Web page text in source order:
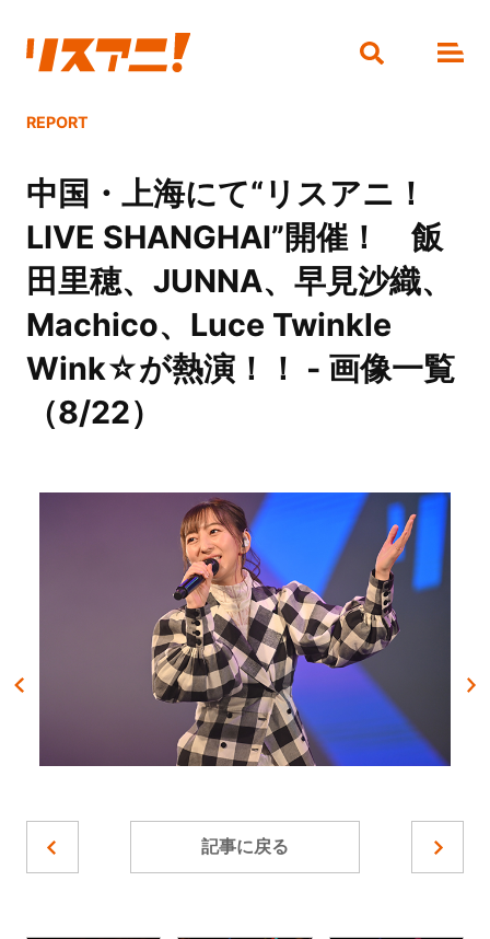
REPORT
中国・上海にて“リスアニ！
LIVE SHANGHAI”開催！ 飯
田里穂、JUNNA、早見沙織、
Machico、Luce Twinkle
Wink☆が熱演！！ - 画像一覧
（8/22）
記事に戻る